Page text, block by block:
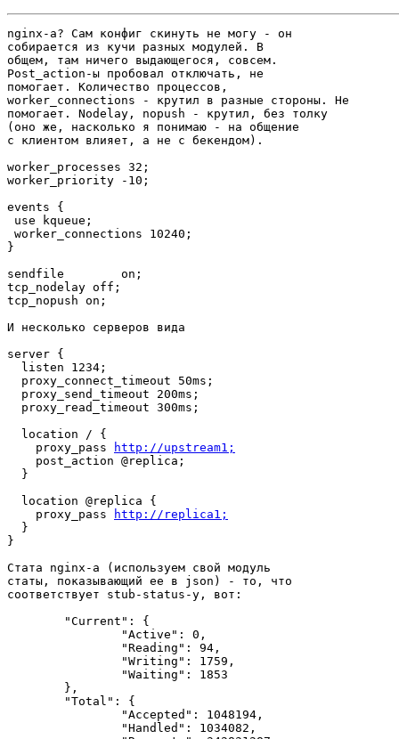
nginx-а? Сам конфиг скинуть не могу - он
собирается из кучи разных модулей. В
общем, там ничего выдающегося, совсем.
Post_action-ы пробовал отключать, не
помогает. Количество процессов,
worker_connections - крутил в разные стороны. Не
помогает. Nodelay, nopush - крутил, без толку
(оно же, насколько я понимаю - на общение
с клиентом влияет, а не с бекендом).
worker_processes 32;
worker_priority -10;
events {
use kqueue;
worker_connections 10240;
}
sendfile        on;
tcp_nodelay off;
tcp_nopush on;
И несколько серверов вида
server {
  listen 1234;
  proxy_connect_timeout 50ms;
  proxy_send_timeout 200ms;
  proxy_read_timeout 300ms;
  location / {
    proxy_pass
http://upstream1;
    post_action @replica;
  }
  location @replica {
    proxy_pass
http://replica1;
  }
}
Стата nginx-а (используем свой модуль
статы, показывающий ее в json) - то, что
соответствует stub-status-у, вот:
        "Current": {
                "Active": 0,
                "Reading": 94,
                "Writing": 1759,
                "Waiting": 1853
        },
        "Total": {
                "Accepted": 1048194,
                "Handled": 1034082,